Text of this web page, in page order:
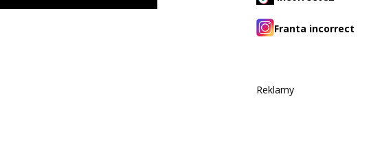
Franta incorrect
Reklamy